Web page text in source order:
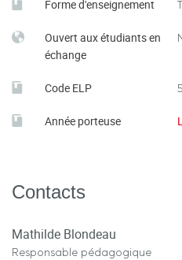
Forme d'enseignement
Ouvert aux étudiants en
échange
Code ELP
Année porteuse
Contacts
Mathilde Blondeau
Responsable pédagogique